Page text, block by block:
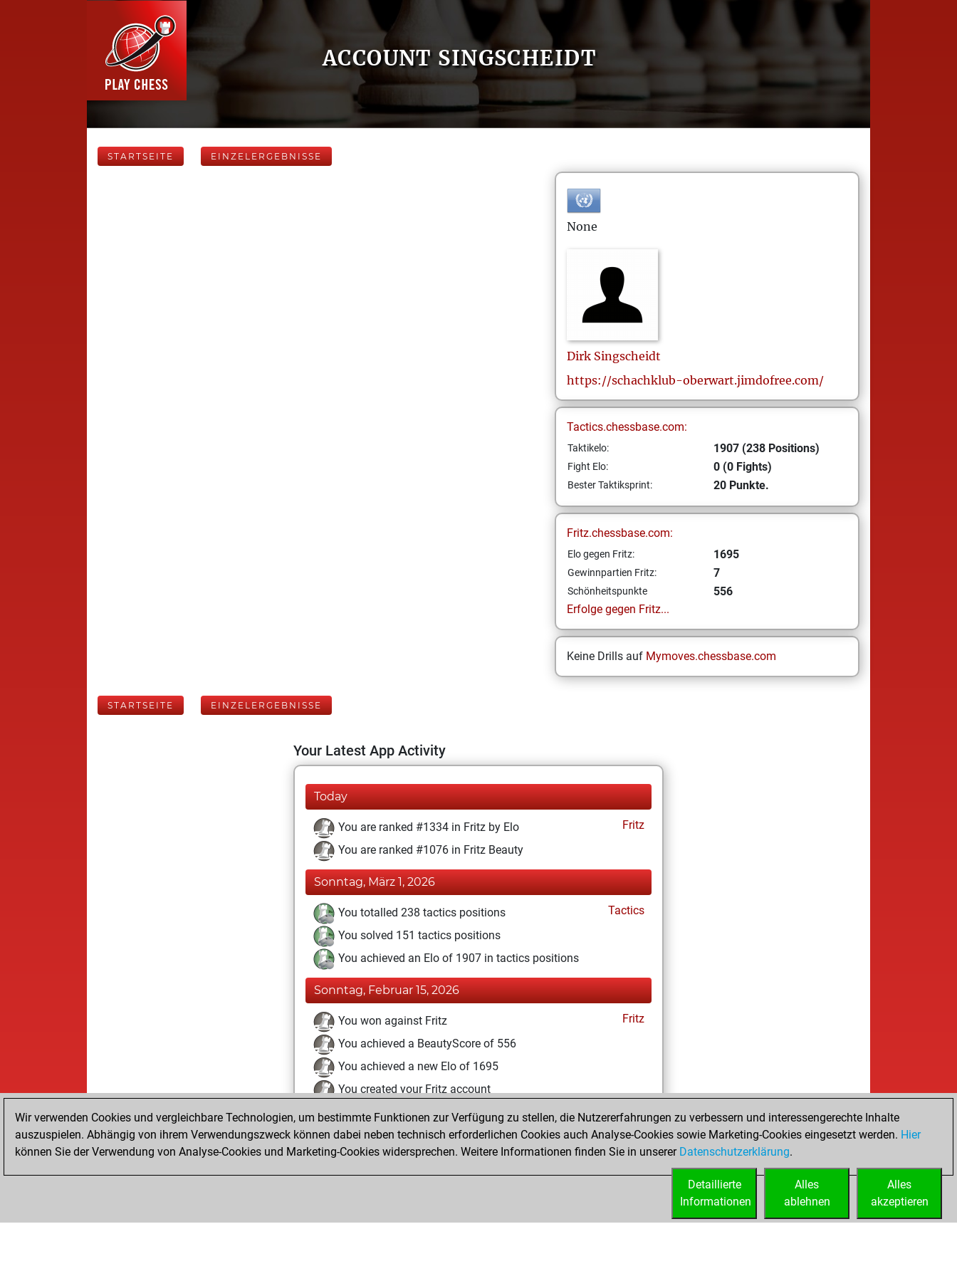
ACCOUNT SINGSCHEIDT
STARTSEITE EINZELERGEBNISSE
None
Dirk Singscheidt
https://schachklub-oberwart.jimdofree.com/
Tactics.chessbase.com:
Taktikelo: 1907 (238 Positions)
Fight Elo: 0 (0 Fights)
Bester Taktiksprint: 20 Punkte.
Fritz.chessbase.com:
Elo gegen Fritz: 1695
Gewinnpartien Fritz: 7
Schönheitspunkte
556
Erfolge gegen Fritz...
Keine Drills auf Mymoves.chessbase.com
STARTSEITE EINZELERGEBNISSE
Your Latest App Activity
Today
You are ranked #1334 in Fritz by Elo
Fritz
You are ranked #1076 in Fritz Beauty
Sonntag, März 1, 2026
You totalled 238 tactics positions
Tactics
You solved 151 tactics positions
You achieved an Elo of 1907 in tactics positions
Sonntag, Februar 15, 2026
You won against Fritz
Fritz
You achieved a BeautyScore of 556
You achieved a new Elo of 1695
You created your Fritz account
Freitag, Juli 25, 2025
You had a best sprint of 20 positions Tactics
Wir verwenden Cookies und vergleichbare Technologien, um bestimmte Funktionen zur Verfügung zu stellen, die Nutzererfahrungen zu verbessern und interessengerechte Inhalte
auszuspielen. Abhängig von ihrem Verwendungszweck können dabei neben technisch erforderlichen Cookies auch Analyse-Cookies sowie Marketing-Cookies eingesetzt werden. Hier
können Sie der Verwendung von Analyse-Cookies und Marketing-Cookies widersprechen. Weitere Informationen finden Sie in unserer Datenschutzerklärung.
Alles
akzeptieren
Alles
ablehnen
Detaillierte
Informationen